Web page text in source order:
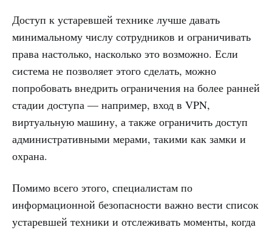
Доступ к устаревшей технике лучше давать
минимальному числу сотрудников и ограничивать
права настолько, насколько это возможно. Если
система не позволяет этого сделать, можно
попробовать внедрить ограничения на более ранней
стадии доступа — например, вход в VPN,
виртуальную машину, а также ограничить доступ
административными мерами, такими как замки и
охрана.
Помимо всего этого, специалистам по
информационной безопасности важно вести список
устаревшей техники и отслеживать моменты, когда